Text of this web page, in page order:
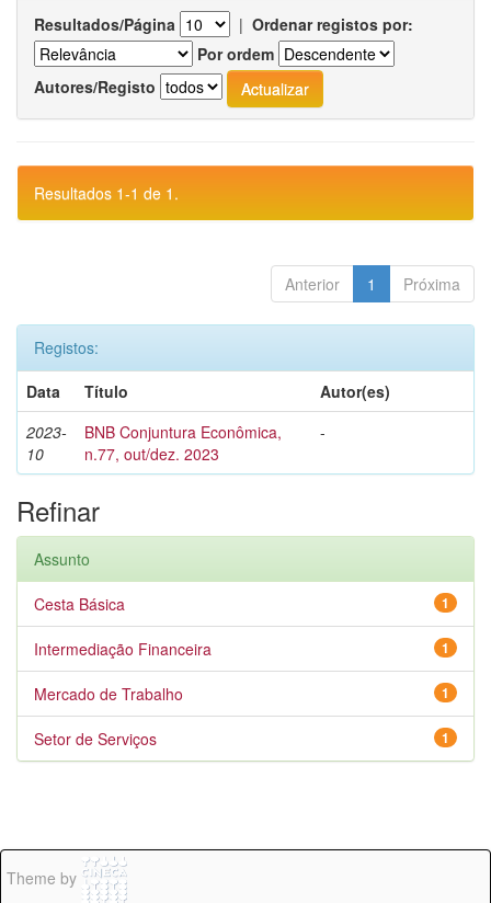
Resultados/Página | Ordenar registos por:
Por ordem
Autores/Registo
Resultados 1-1 de 1.
Anterior 1 Próxima
Registos:
Data
Título
Autor(es)
2023-
10
BNB Conjuntura Econômica,
n.77, out/dez. 2023
-
Refinar
Assunto
1
Cesta Básica
1
Intermediação Financeira
1
Mercado de Trabalho
1
Setor de Serviços
Theme by